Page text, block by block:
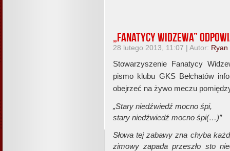
„Fanatycy Widzewa”
28 lutego 2013, 11:07 | Autor: Ryan
Stowarzyszenie Fanatycy
pismo klubu GKS Bełchatów
obejrzeć na żywo meczu
„Stary niedźwiedź mocno śpi,
stary niedźwiedź mocno śpi(…)”
Słowa tej zabawy zna chyba
zimowy zapada przeszło sto